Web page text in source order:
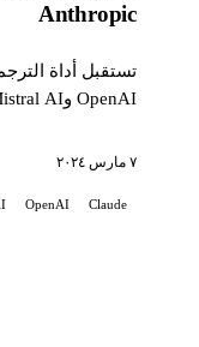
Anthropic
تستقبل أداة
OpenAI وMistral AI، ابتكارًا جديدًا: إدماج كلود، ...
٧ مارس ٢٠٢٤
Claude
OpenAI